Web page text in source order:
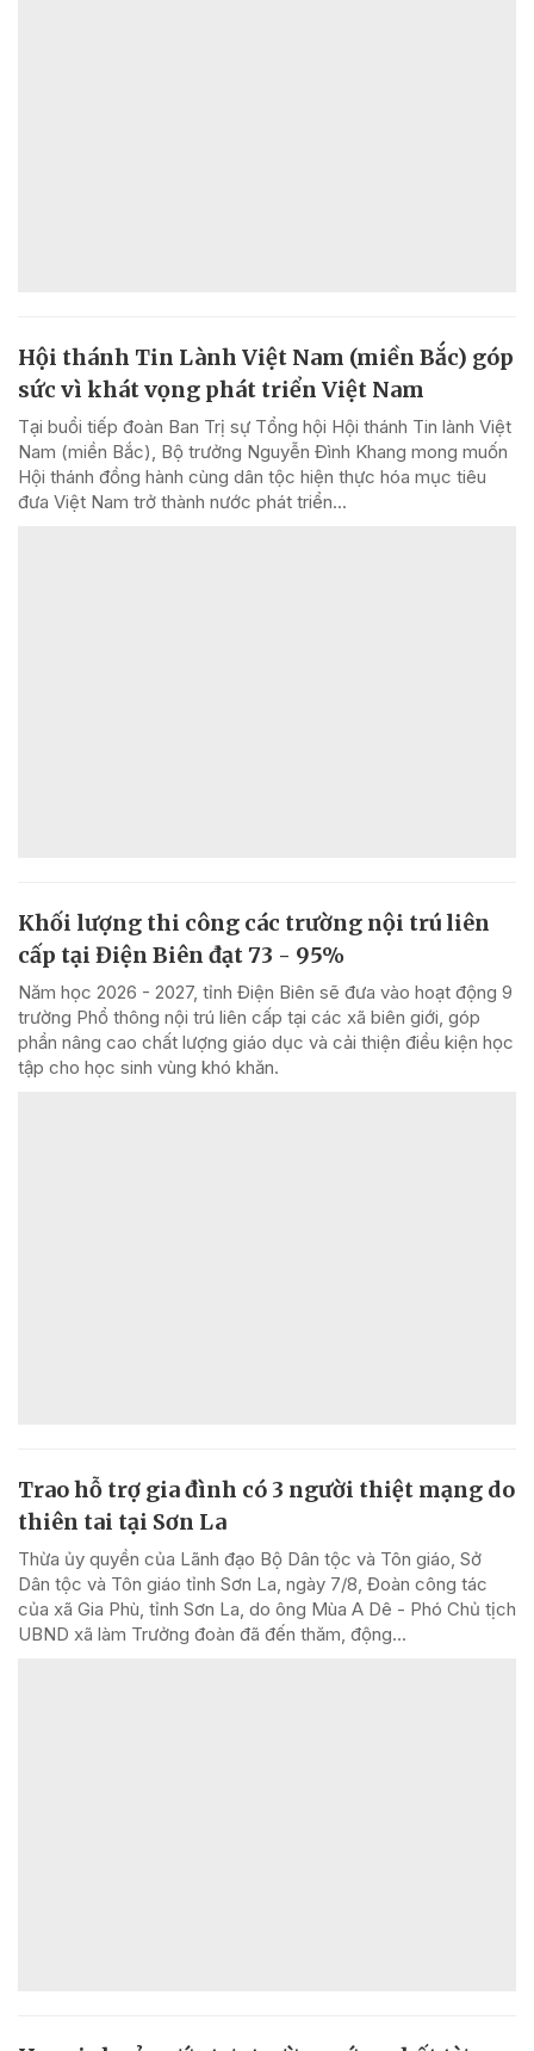
Hội thánh Tin Lành Việt Nam (miền Bắc) góp
sức vì khát vọng phát triển Việt Nam
Tại buổi tiếp đoàn Ban Trị sự Tổng hội Hội thánh Tin lành Việt
Nam (miền Bắc), Bộ trưởng Nguyễn Đình Khang mong muốn
Hội thánh đồng hành cùng dân tộc hiện thực hóa mục tiêu
đưa Việt Nam trở thành nước phát triển...
Khối lượng thi công các trường nội trú liên
cấp tại Điện Biên đạt 73 - 95%
Năm học 2026 - 2027, tỉnh Điện Biên sẽ đưa vào hoạt động 9
trường Phổ thông nội trú liên cấp tại các xã biên giới, góp
phần nâng cao chất lượng giáo dục và cải thiện điều kiện học
tập cho học sinh vùng khó khăn.
Trao hỗ trợ gia đình có 3 người thiệt mạng do
thiên tai tại Sơn La
Thừa ủy quyền của Lãnh đạo Bộ Dân tộc và Tôn giáo, Sở
Dân tộc và Tôn giáo tỉnh Sơn La, ngày 7/8, Đoàn công tác
của xã Gia Phù, tỉnh Sơn La, do ông Mùa A Dê - Phó Chủ tịch
UBND xã làm Trưởng đoàn đã đến thăm, động...